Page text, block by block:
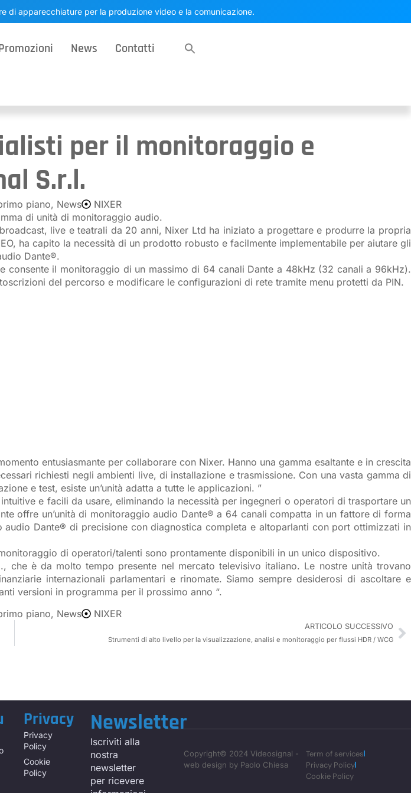
di apparecchiature per la produzione video e la comunicazione.
News Contatti
per il monitoraggio e
S.r.l.
piano, News
NIXER
di unità di monitoraggio audio.
live e teatrali da 20 anni, Nixer Ltd ha iniziato a progettare e produrre la propria
ha capito la necessità di un prodotto robusto e facilmente implementabile per aiutare gli
Dante®.
il monitoraggio di un massimo di 64 canali Dante a 48kHz (32 canali a 96kHz).
del percorso e modificare le configurazioni di rete tramite menu protetti da PIN.
entusiasmante per collaborare con Nixer. Hanno una gamma esaltante e in crescita
richiesti negli ambienti live, di installazione e trasmissione. Con una vasta gamma di
e test, esiste un’unità adatta a tutte le applicazioni. ”
e facili da usare, eliminando la necessità per ingegneri o operatori di trasportare un
offre un’unità di monitoraggio audio Dante® a 64 canali compatta in un fattore di forma
Dante® di precisione con diagnostica completa e altoparlanti con port ottimizzati in
di operatori/talenti sono prontamente disponibili in un unico dispositivo.
è da molto tempo presente nel mercato televisivo italiano. Le nostre unità trovano
internazionali parlamentari e rinomate. Siamo sempre desiderosi di ascoltare e
versioni in programma per il prossimo anno “.
piano, News NIXER
ARTICOLO SUCCESSIVO
Strumenti di alto livello per la visualizzazione, analisi e monitoraggio per flussi HDR / WCG
Privacy
Privacy
Policy
Cookie
Policy
Newsletter
Iscriviti alla
nostra
newsletter
per ricevere
Copyright© 2024 Videosignal -
web design by Paolo Chiesa
Term of services
Privacy Policy
Cookie Policy